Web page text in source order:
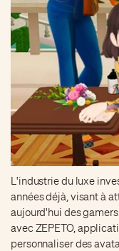
L'industrie du luxe
années déjà, visant à
aujourd'hui des
avec ZEPETO,
personnaliser des